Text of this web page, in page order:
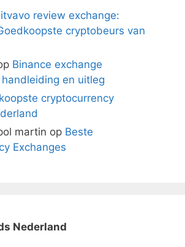
review exchange:
cryptobeurs van
Binance exchange
en uitleg
cryptocurrency
martin op Beste
Exchanges
Nederland